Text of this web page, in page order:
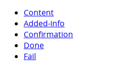
Content
Added-info
Confirmation
Done
Fail